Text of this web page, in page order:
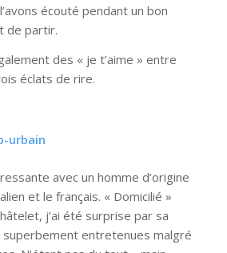
écouté pendant un bon
de partir.
des « je t’aime » entre
éclats de rire.
urbain
avec un homme d’origine
et le français. « Domicilié »
j’ai été surprise par sa
entretenues malgré